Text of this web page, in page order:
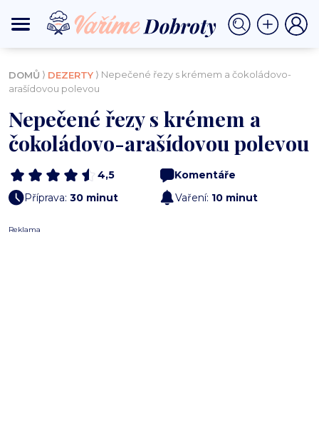
DOMŮ ⟩ DEZERTY ⟩ Nepečené řezy s krémem a čokoládovo-
arašídovou polevou
Nepečené řezy s krémem a
čokoládovo-arašídovou polevou
4,5
Komentáře
Příprava: 30 minut Vaření: 10 minut
Reklama